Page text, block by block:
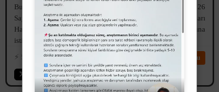
Bu yazım, 18.03.2026 tarihli ve 2026/03/303 sayılı ve "6326
Sayılı Turist Rehberliği Meslek Kanunu Değişiklik Çalışmaları
Hakkında Kurum Görüşü" konulu TUREB'in yazısına
istinaden görüşlerimi içermektedir.
⚡️ 593 ⏱️14dk Devamını Oku